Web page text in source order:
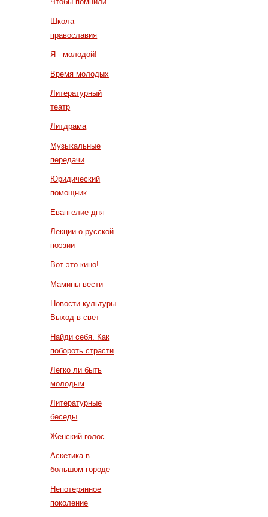
Школа
православия
Я - молодой!
Время молодых
Литературный
театр
Литдрама
Музыкальные
передачи
Юридический
помощник
Евангелие дня
Лекции о русской
поэзии
Вот это кино!
Мамины вести
Новости культуры.
Выход в свет
Найди себя. Как
побороть страсти
Легко ли быть
молодым
Литературные
беседы
Женский голос
Аскетика в
большом городе
Непотерянное
поколение